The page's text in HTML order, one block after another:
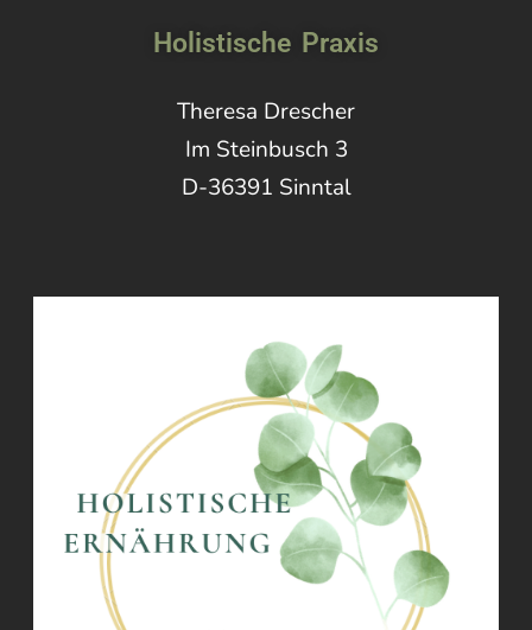
Holistische Praxis
Theresa Drescher
Im Steinbusch 3
D-36391 Sinntal